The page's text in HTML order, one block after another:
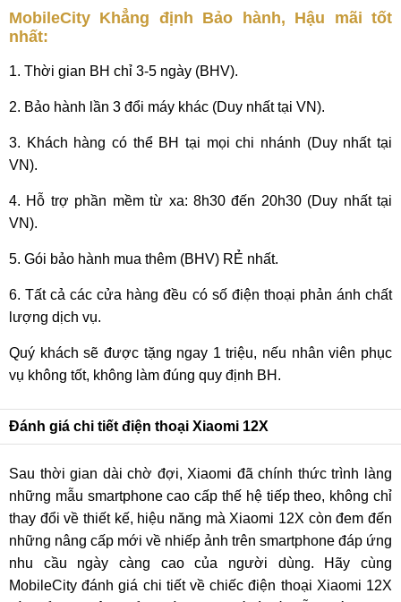
MobileCity Khẳng định Bảo hành, Hậu mãi tốt
nhất:
1. Thời gian BH chỉ 3-5 ngày (BHV).
2. Bảo hành lần 3 đổi máy khác (Duy nhất tại VN).
3. Khách hàng có thể BH tại mọi chi nhánh (Duy nhất tại
VN).
4. Hỗ trợ phần mềm từ xa: 8h30 đến 20h30 (Duy nhất tại
VN).
5. Gói bảo hành mua thêm (BHV) RẺ nhất.
6. Tất cả các cửa hàng đều có số điện thoại phản ánh chất
lượng dịch vụ.
Quý khách sẽ được tặng ngay 1 triệu, nếu nhân viên phục
vụ không tốt, không làm đúng quy định BH.
Đánh giá chi tiết điện thoại Xiaomi 12X
Sau thời gian dài chờ đợi, Xiaomi đã chính thức trình làng
những mẫu smartphone cao cấp thế hệ tiếp theo, không chỉ
thay đổi về thiết kế, hiệu năng mà Xiaomi 12X còn đem đến
những nâng cấp mới về nhiếp ảnh trên smartphone đáp ứng
nhu cầu ngày càng cao của người dùng. Hãy cùng
MobileCity đánh giá chi tiết về chiếc điện thoại Xiaomi 12X